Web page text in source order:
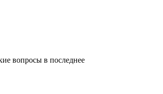
вопросы в последнее